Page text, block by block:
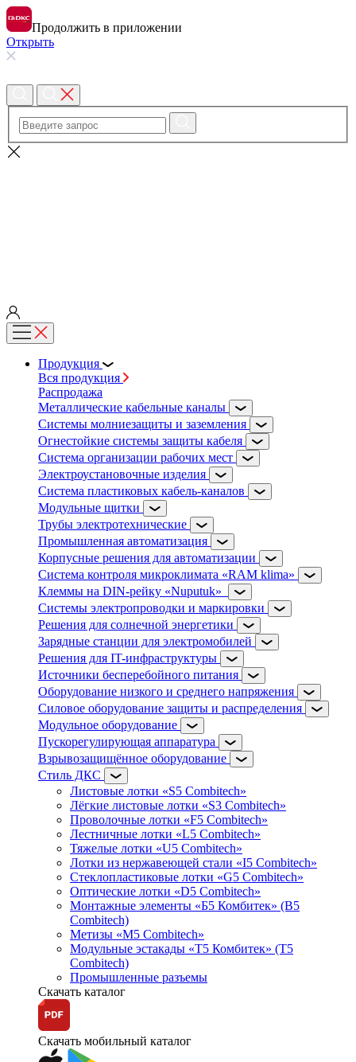
Продолжить в приложении
Открыть
Продукция
Вся продукция
Распродажа
Металлические кабельные каналы
Системы молниезащиты и заземления
Огнестойкие системы защиты кабеля
Система организации рабочих мест
Электроустановочные изделия
Система пластиковых кабель-каналов
Модульные щитки
Трубы электротехнические
Промышленная автоматизация
Корпусные решения для автоматизации
Система контроля микроклимата «RAM klima»
Клеммы на DIN-рейку «Nuputuk»
Системы электропроводки и маркировки
Решения для солнечной энергетики
Зарядные станции для электромобилей
Решения для IT-инфраструктуры
Источники бесперебойного питания
Оборудование низкого и среднего напряжения
Силовое оборудование защиты и распределения
Модульное оборудование
Пускорегулирующая аппаратура
Взрывозащищённое оборудование
Стиль ДКС
Листовые лотки «S5 Combitech»
Лёгкие листовые лотки «S3 Combitech»
Проволочные лотки «F5 Combitech»
Лестничные лотки «L5 Combitech»
Тяжелые лотки «U5 Combitech»
Лотки из нержавеющей стали «I5 Combitech»
Стеклопластиковые лотки «G5 Combitech»
Оптические лотки «D5 Combitech»
Монтажные элементы «Б5 Комбитек» (B5
Combitech)
Метизы «M5 Combitech»
Модульные эстакады «Т5 Комбитек» (T5
Combitech)
Промышленные разъемы
Скачать каталог
Скачать мобильный каталог